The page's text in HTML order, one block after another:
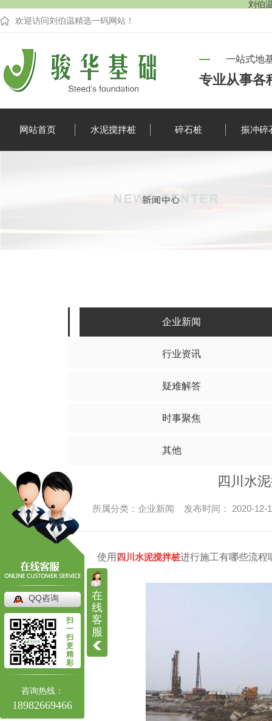
刘伯
欢迎访问刘伯温精选一码网站！
一站式地
专业从事各
网站首页 水泥搅拌桩 碎石桩 振冲碎
高压旋喷桩
四川高压旋喷桩施工
四川高压旋喷桩
企业新闻
企业新闻
行业资讯
疑难解答
时事聚焦
其他
四川水
所属分类：企业新闻 发布时间： 2020-
使用 四川水泥搅拌桩进行施工有哪些流程
在
线
客
服
QQ咨询
扫
一
扫
更
精
彩
咨询热线：
18982669466